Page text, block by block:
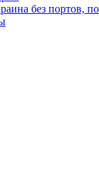
без портов,